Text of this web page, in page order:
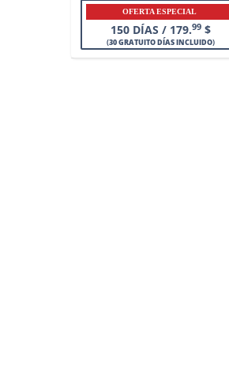
OFERTA ESPECIAL
150 DÍAS / 179.99$
(30 GRATUITO DÍAS INCLUIDO)